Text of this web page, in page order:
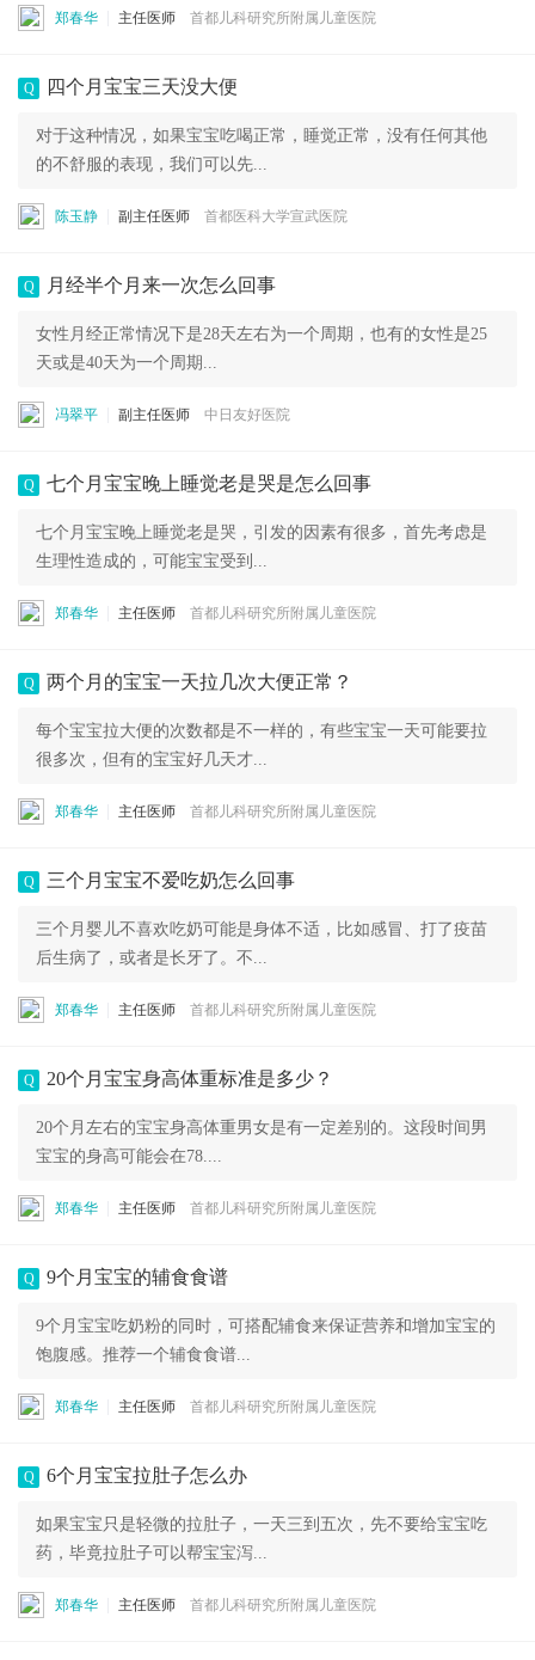
郑春华 主任医师 首都儿科研究所附属儿童医院
Q 四个月宝宝三天没大便
对于这种情况，如果宝宝吃喝正常，睡觉正常，没有任何其他
的不舒服的表现，我们可以先...
陈玉静 副主任医师 首都医科大学宣武医院
Q 月经半个月来一次怎么回事
女性月经正常情况下是28天左右为一个周期，也有的女性是25
天或是40天为一个周期...
冯翠平 副主任医师 中日友好医院
Q 七个月宝宝晚上睡觉老是哭是怎么回事
七个月宝宝晚上睡觉老是哭，引发的因素有很多，首先考虑是
生理性造成的，可能宝宝受到...
郑春华 主任医师 首都儿科研究所附属儿童医院
Q 两个月的宝宝一天拉几次大便正常？
每个宝宝拉大便的次数都是不一样的，有些宝宝一天可能要拉
很多次，但有的宝宝好几天才...
郑春华 主任医师 首都儿科研究所附属儿童医院
Q 三个月宝宝不爱吃奶怎么回事
三个月婴儿不喜欢吃奶可能是身体不适，比如感冒、打了疫苗
后生病了，或者是长牙了。不...
郑春华 主任医师 首都儿科研究所附属儿童医院
Q 20个月宝宝身高体重标准是多少？
20个月左右的宝宝身高体重男女是有一定差别的。这段时间男
宝宝的身高可能会在78....
郑春华 主任医师 首都儿科研究所附属儿童医院
Q 9个月宝宝的辅食食谱
9个月宝宝吃奶粉的同时，可搭配辅食来保证营养和增加宝宝的
饱腹感。推荐一个辅食食谱...
郑春华 主任医师 首都儿科研究所附属儿童医院
Q 6个月宝宝拉肚子怎么办
如果宝宝只是轻微的拉肚子，一天三到五次，先不要给宝宝吃
药，毕竟拉肚子可以帮宝宝泻...
郑春华 主任医师 首都儿科研究所附属儿童医院